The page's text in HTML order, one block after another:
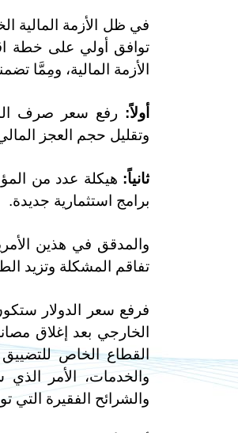
في ظل الأزمة المالية
توافق أولي على خطة
الأزمة المالية، ومِمَّا
أولاً: رفع سعر صرف
وتقليل حجم العجز
ثانياً: هيكلة عدد من
برامج استثمارية جديدة.
والمدقق في هذين
تفاقم المشكلة وتزيد
فرفع سعر الدولار
القطاع الخاص للتضييق
والخدمات، الأمر
والشرائح الفقيرة التي